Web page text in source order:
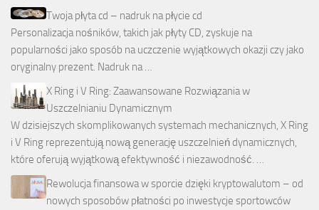
Twoja płyta cd – nadruk na płycie cd
Personalizacja nośników, takich jak płyty CD, zyskuje na
popularności jako sposób na uczczenie wyjątkowych okazji czy jako
oryginalny prezent. Nadruk na …
X Ring i V Ring: Zaawansowane Rozwiązania w
Uszczelnianiu Dynamicznym
W dzisiejszych skomplikowanych systemach mechanicznych, X Ring
i V Ring reprezentują nową generację uszczelnień dynamicznych,
które oferują wyjątkową efektywność i niezawodność. …
Rewolucja finansowa w sporcie dzięki kryptowalutom – od
nowych sposobów płatności po inwestycje sportowców